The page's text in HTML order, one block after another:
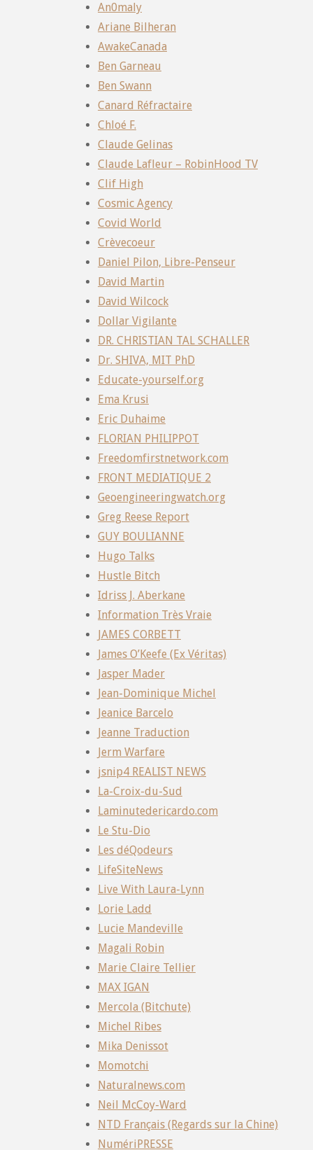
An0maly
Ariane Bilheran
AwakeCanada
Ben Garneau
Ben Swann
Canard Réfractaire
Chloé F.
Claude Gelinas
Claude Lafleur – RobinHood TV
Clif High
Cosmic Agency
Covid World
Crèvecoeur
Daniel Pilon, Libre-Penseur
David Martin
David Wilcock
Dollar Vigilante
DR. CHRISTIAN TAL SCHALLER
Dr. SHIVA, MIT PhD
Educate-yourself.org
Ema Krusi
Eric Duhaime
FLORIAN PHILIPPOT
Freedomfirstnetwork.com
FRONT MEDIATIQUE 2
Geoengineeringwatch.org
Greg Reese Report
GUY BOULIANNE
Hugo Talks
Hustle Bitch
Idriss J. Aberkane
Information Très Vraie
JAMES CORBETT
James O’Keefe (Ex Véritas)
Jasper Mader
Jean-Dominique Michel
Jeanice Barcelo
Jeanne Traduction
Jerm Warfare
jsnip4 REALIST NEWS
La-Croix-du-Sud
Laminutedericardo.com
Le Stu-Dio
Les déQodeurs
LifeSiteNews
Live With Laura-Lynn
Lorie Ladd
Lucie Mandeville
Magali Robin
Marie Claire Tellier
MAX IGAN
Mercola (Bitchute)
Michel Ribes
Mika Denissot
Momotchi
Naturalnews.com
Neil McCoy-Ward
NTD Français (Regards sur la Chine)
NumériPRESSE